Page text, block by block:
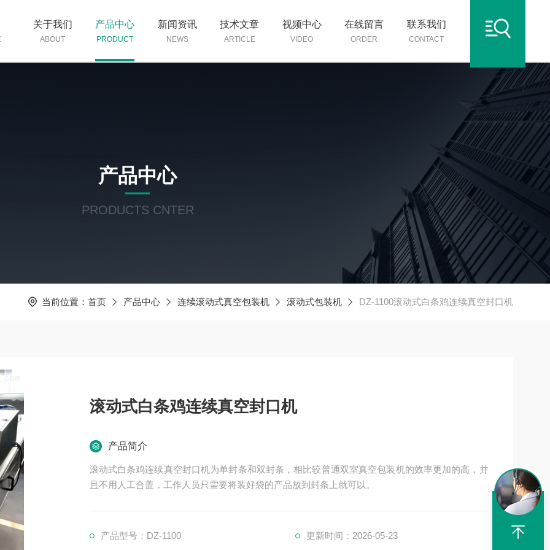
关于我们
ABOUT
产品中心
PRODUCT
新闻资讯
NEWS
技术文章
ARTICLE
视频中心
VIDEO
在线留言
ORDER
联系我们
CONTACT
产品中心
PRODUCTS CNTER
当前位置： 首页 产品中心 连续滚动式真空包装机 滚动式包装机 DZ-1100滚动式白条鸡连续真空封口机
滚动式白条鸡连续真空封口机
产品简介
滚动式白条鸡连续真空封口机为单封条和双封条，相比较普通双室真空包装机的效率更加的高，并
且不用人工合盖，工作人员只需要将装好袋的产品放到封条上就可以。
产品型号：DZ-1100 更新时间：2026-05-23